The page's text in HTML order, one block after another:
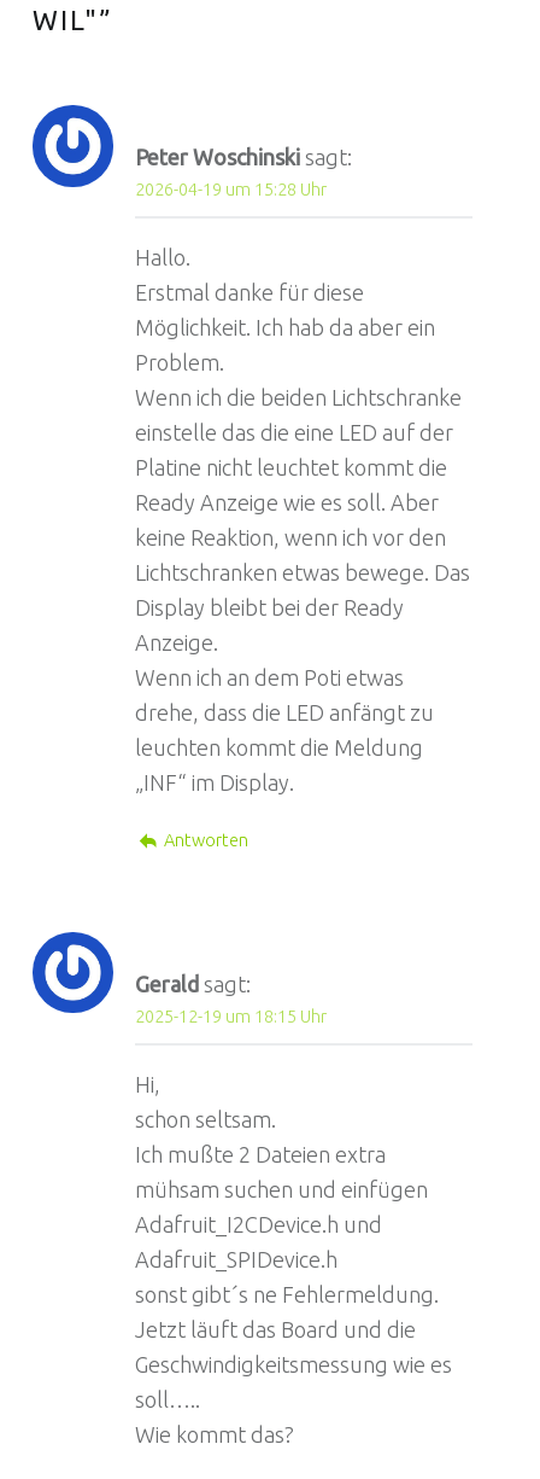
WIL"”
Peter Woschinski sagt:
2026-04-19 um 15:28 Uhr
Hallo.
Erstmal danke für diese
Möglichkeit. Ich hab da aber ein
Problem.
Wenn ich die beiden Lichtschranke
einstelle das die eine LED auf der
Platine nicht leuchtet kommt die
Ready Anzeige wie es soll. Aber
keine Reaktion, wenn ich vor den
Lichtschranken etwas bewege. Das
Display bleibt bei der Ready
Anzeige.
Wenn ich an dem Poti etwas
drehe, dass die LED anfängt zu
leuchten kommt die Meldung
„INF“ im Display.
Antworten
Gerald sagt:
2025-12-19 um 18:15 Uhr
Hi,
schon seltsam.
Ich mußte 2 Dateien extra
mühsam suchen und einfügen
Adafruit_I2CDevice.h und
Adafruit_SPIDevice.h
sonst gibt´s ne Fehlermeldung.
Jetzt läuft das Board und die
Geschwindigkeitsmessung wie es
soll…..
Wie kommt das?